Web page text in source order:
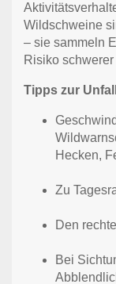
Wildschweine
– sie sammeln
Risiko
Tipps zur
Hecken,
Zu
Den
Bei